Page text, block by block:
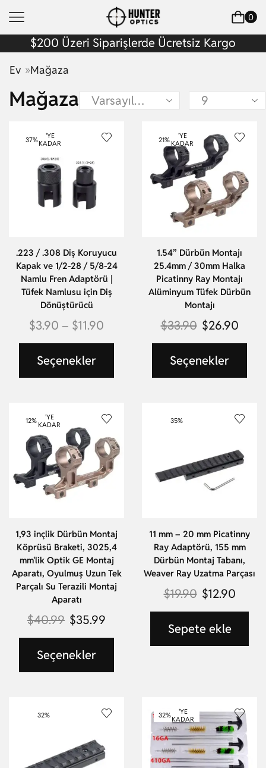
0
$200 Üzeri Siparişlerde Ücretsiz Kargo
Ev »Mağaza
Mağaza
37%
'YE
KADAR
.223 / .308 Diş Koruyucu
Kapak ve 1/2-28 / 5/8-24
Namlu Fren Adaptörü |
Tüfek Namlusu için Diş
Dönüştürücü
$3.90 – $11.90
Seçenekler
21%
'YE
KADAR
1.54” Dürbün Montajı
25.4mm / 30mm Halka
Picatinny Ray Montajı
Alüminyum Tüfek Dürbün
Montajı
$33.90 $26.90
Seçenekler
12%
'YE
KADAR
1,93 inçlik Dürbün Montaj
Köprüsü Braketi, 3025,4
mm'lik Optik GE Montaj
Aparatı, Oyulmuş Uzun Tek
Parçalı Su Terazili Montaj
Aparatı
$40.99 $35.99
Seçenekler
35%
11 mm – 20 mm Picatinny
Ray Adaptörü, 155 mm
Dürbün Montaj Tabanı,
Weaver Ray Uzatma Parçası
$19.90 $12.90
Sepete ekle
32% 32%
'YE
KADAR